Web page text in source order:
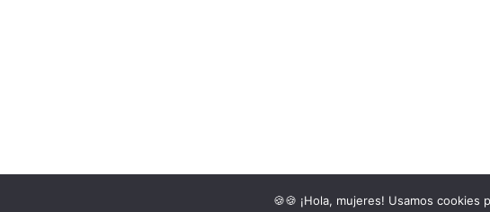
Asuntos de Mujeres 2016©🍪🍪 ¡Hola, mujeres! Usamos